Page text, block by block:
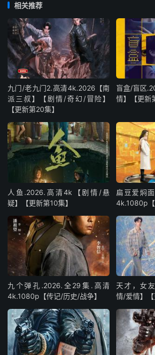
相关推荐
九门/老九门2.高清4k.2026【南
派三叔】【剧情/奇幻/冒险】
【更新第20集】
盲盒/盲区
情】【更新
人鱼.2026.高清4k【剧情/悬
疑】【更新第10集】
扁豆爱焖
4k.1080p【
九个弹孔.2026.全29集.高清
4k.1080p【传记/历史/战争】
天才，女
情/爱情】【